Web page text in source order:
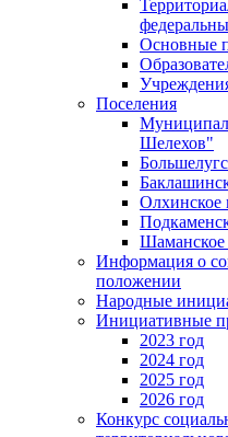
Основные
Поселения
Шелехов"
Олхинское
Шаманское
Информация о
положении
Народные
Инициативные
2023 год
2024 год
2025 год
2026 год
Конкурс